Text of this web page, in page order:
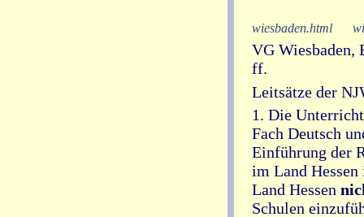
wiesbaden.html
VG Wiesbaden,
ff.
Leitsätze der
1. Die
Fach Deutsch
Einführung der
im Land
Land Hessen
Schulen